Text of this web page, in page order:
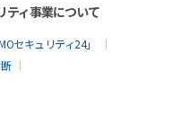
ティ事業について
セキュリティ24」